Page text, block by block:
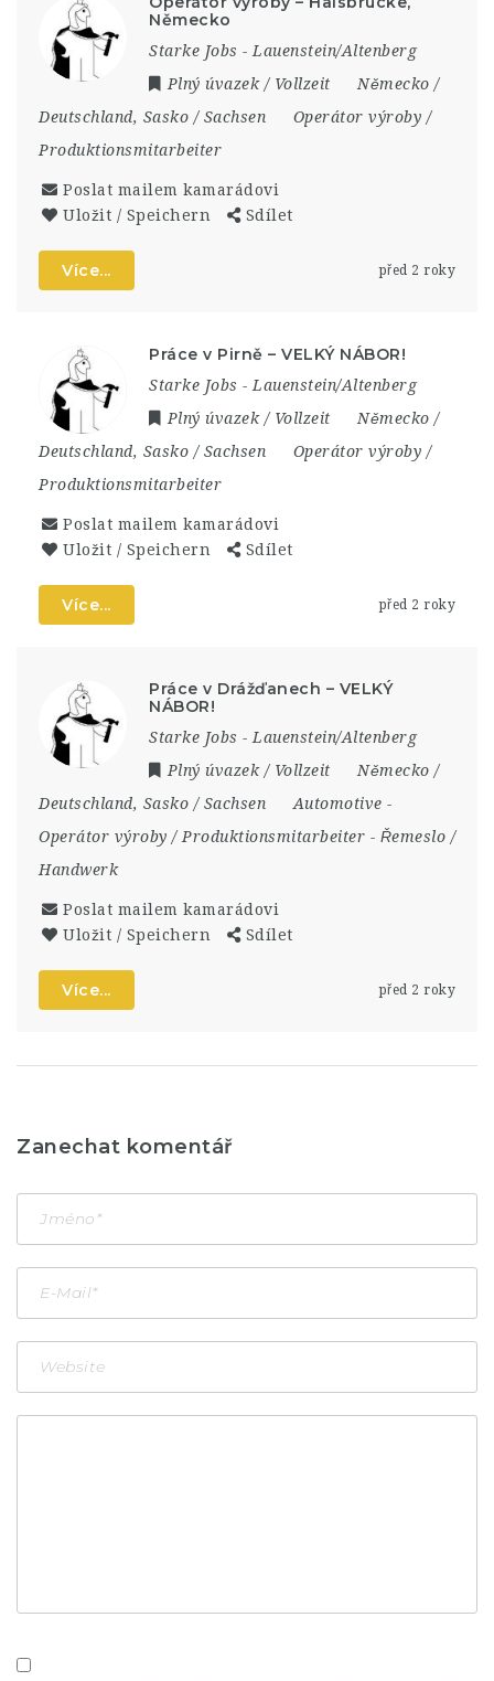
Německo
Starke Jobs - Lauenstein/Altenberg
Plný úvazek / Vollzeit
Německo /
Deutschland, Sasko / Sachsen
Operátor výroby /
Produktionsmitarbeiter
Poslat mailem kamarádovi
Uložit / Speichern
Sdílet
Více... před 2 roky
Práce v Pirně – VELKÝ NÁBOR!
Starke Jobs - Lauenstein/Altenberg
Plný úvazek / Vollzeit
Německo /
Deutschland, Sasko / Sachsen
Operátor výroby /
Produktionsmitarbeiter
Poslat mailem kamarádovi
Uložit / Speichern
Sdílet
Více... před 2 roky
Práce v Drážďanech – VELKÝ
NÁBOR!
Starke Jobs - Lauenstein/Altenberg
Plný úvazek / Vollzeit
Německo /
Deutschland, Sasko / Sachsen Automotive -
Operátor výroby / Produktionsmitarbeiter - Řemeslo /
Handwerk
Poslat mailem kamarádovi
Uložit / Speichern
Sdílet
Více... před 2 roky
Zanechat komentář